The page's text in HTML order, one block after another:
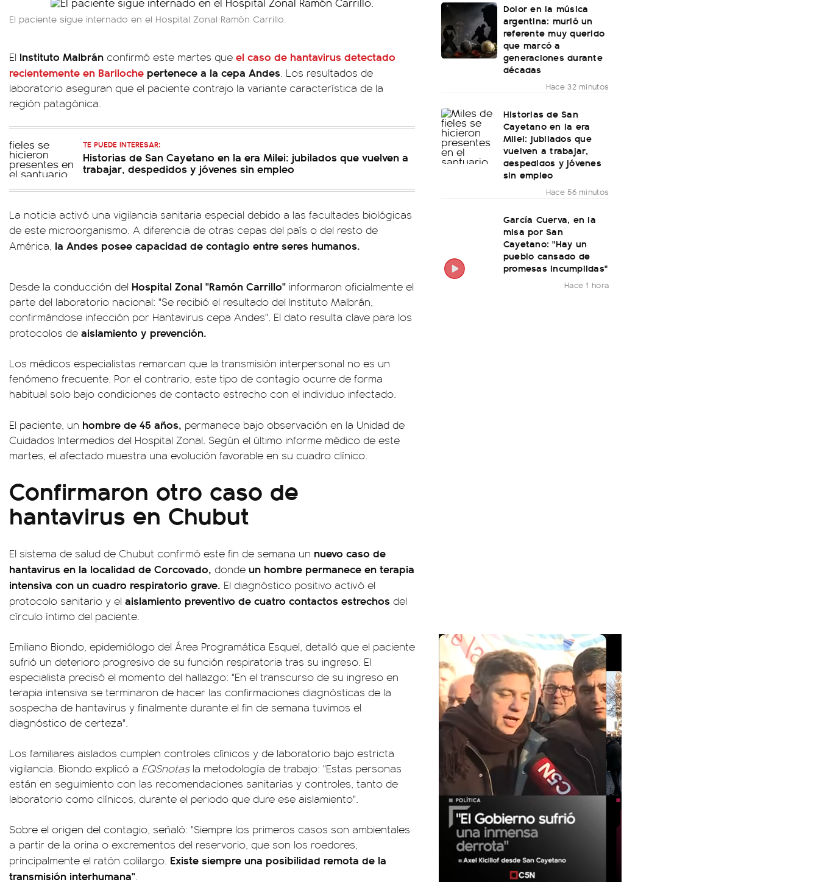
El paciente sigue internado en el Hospital Zonal Ramón Carrillo.
El Instituto Malbrán confirmó este martes que el caso de hantavirus detectado
recientemente en Bariloche pertenece a la cepa Andes. Los resultados de
laboratorio aseguran que el paciente contrajo la variante característica de la
región patagónica.
TE PUEDE INTERESAR:
Historias de San Cayetano en la era Milei: jubilados que vuelven a
trabajar, despedidos y jóvenes sin empleo
La noticia activó una vigilancia sanitaria especial debido a las facultades biológicas
de este microorganismo. A diferencia de otras cepas del país o del resto de
América, la Andes posee capacidad de contagio entre seres humanos.
Desde la conducción del Hospital Zonal "Ramón Carrillo" informaron oficialmente el
parte del laboratorio nacional: "Se recibió el resultado del Instituto Malbrán,
confirmándose infección por Hantavirus cepa Andes". El dato resulta clave para los
protocolos de aislamiento y prevención.
Los médicos especialistas remarcan que la transmisión interpersonal no es un
fenómeno frecuente. Por el contrario, este tipo de contagio ocurre de forma
habitual solo bajo condiciones de contacto estrecho con el individuo infectado.
El paciente, un hombre de 45 años, permanece bajo observación en la Unidad de
Cuidados Intermedios del Hospital Zonal. Según el último informe médico de este
martes, el afectado muestra una evolución favorable en su cuadro clínico.
Confirmaron otro caso de
hantavirus en Chubut
El sistema de salud de Chubut confirmó este fin de semana un nuevo caso de
hantavirus en la localidad de Corcovado, donde un hombre permanece en terapia
intensiva con un cuadro respiratorio grave. El diagnóstico positivo activó el
protocolo sanitario y el aislamiento preventivo de cuatro contactos estrechos del
círculo íntimo del paciente.
Emiliano Biondo, epidemiólogo del Área Programática Esquel, detalló que el paciente
sufrió un deterioro progresivo de su función respiratoria tras su ingreso. El
especialista precisó el momento del hallazgo: "En el transcurso de su ingreso en
terapia intensiva se terminaron de hacer las confirmaciones diagnósticas de la
sospecha de hantavirus y finalmente durante el fin de semana tuvimos el
diagnóstico de certeza".
Los familiares aislados cumplen controles clínicos y de laboratorio bajo estricta
vigilancia. Biondo explicó a EQSnotasla metodología de trabajo: "Estas personas
están en seguimiento con las recomendaciones sanitarias y controles, tanto de
laboratorio como clínicos, durante el periodo que dure ese aislamiento".
Sobre el origen del contagio, señaló: "Siempre los primeros casos son ambientales
a partir de la orina o excrementos del reservorio, que son los roedores,
principalmente el ratón colilargo. Existe siempre una posibilidad remota de la
transmisión interhumana".
Dolor en la música
argentina: murió un
referente muy querido
que marcó a
generaciones durante
décadas
Hace 32 minutos
Historias de San
Cayetano en la era
Milei: jubilados que
vuelven a trabajar,
despedidos y jóvenes
sin empleo
Hace 56 minutos
García Cuerva, en la
misa por San
Cayetano: "Hay un
pueblo cansado de
promesas incumplidas"
Hace 1 hora